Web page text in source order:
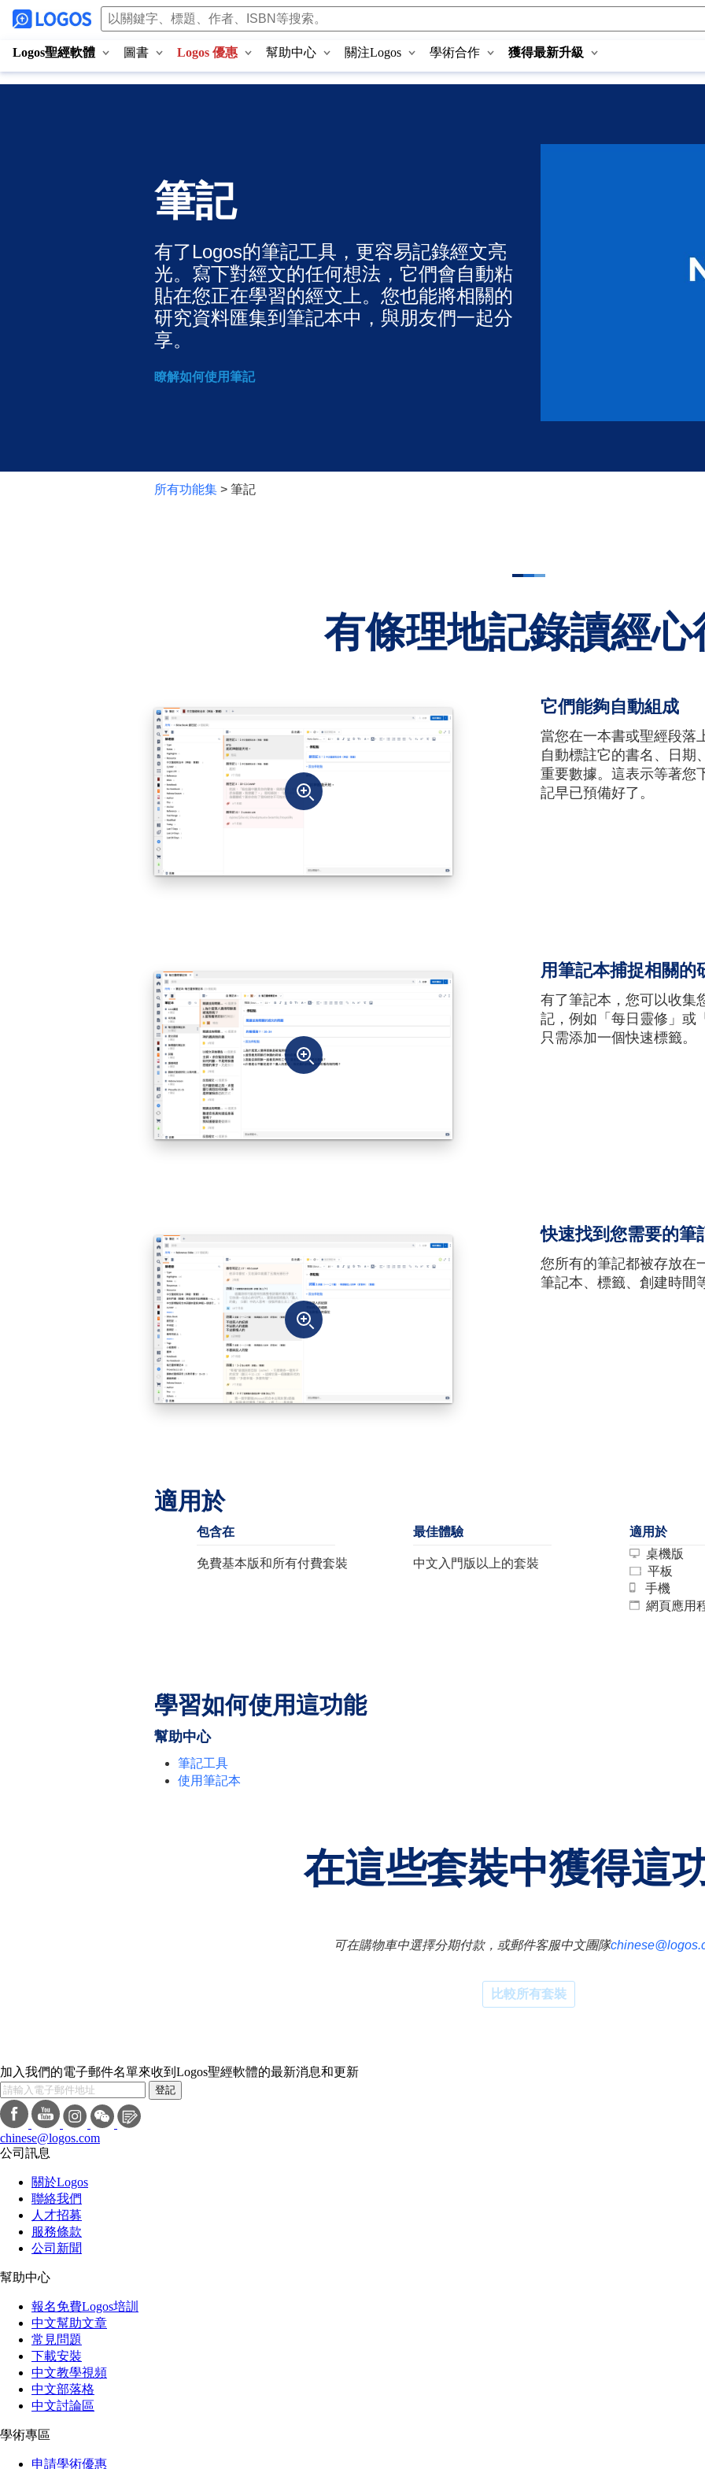
Logos聖經軟體 圖書 Logos 優惠 幫助中心 關注Logos 學術合作 獲得最新升級
筆記
有了Logos的筆記工具，更容易記錄經文亮
光。寫下對經文的任何想法，它們會自動粘
貼在您正在學習的經文上。您也能將相關的
研究資料匯集到筆記本中，與朋友們一起分
享。
瞭解如何使用筆記
所有功能集 > 筆記
有條理地記錄讀經心
它們能夠自動組成
當您在一本書或聖經段落
自動標註它的書名、日期
重要數據。這表示等著您
記早已預備好了。
用筆記本捕捉相關的
有了筆記本，您可以收集
記，例如「每日靈修」或
只需添加一個快速標籤。
快速找到您需要的筆
您所有的筆記都被存放在
筆記本、標籤、創建時間
適用於
包含在
免費基本版和所有付費套裝
最佳體驗
中文入門版以上的套裝
適用於
桌機版
平板
手機
網頁應用
學習如何使用這功能
幫助中心
筆記工具
使用筆記本
在這些套裝中獲得這
可在購物車中選擇分期付款，或郵件客服中文團隊
比較所有套裝
加入我們的電子郵件名單來收到Logos聖經軟體的最新消息和更新
登記
chinese@logos.com
公司訊息
關於Logos
聯絡我們
人才招募
服務條款
公司新聞
幫助中心
報名免費Logos培訓
中文幫助文章
常見問題
下載安裝
中文教學視頻
中文部落格
中文討論區
學術專區
申請學術優惠